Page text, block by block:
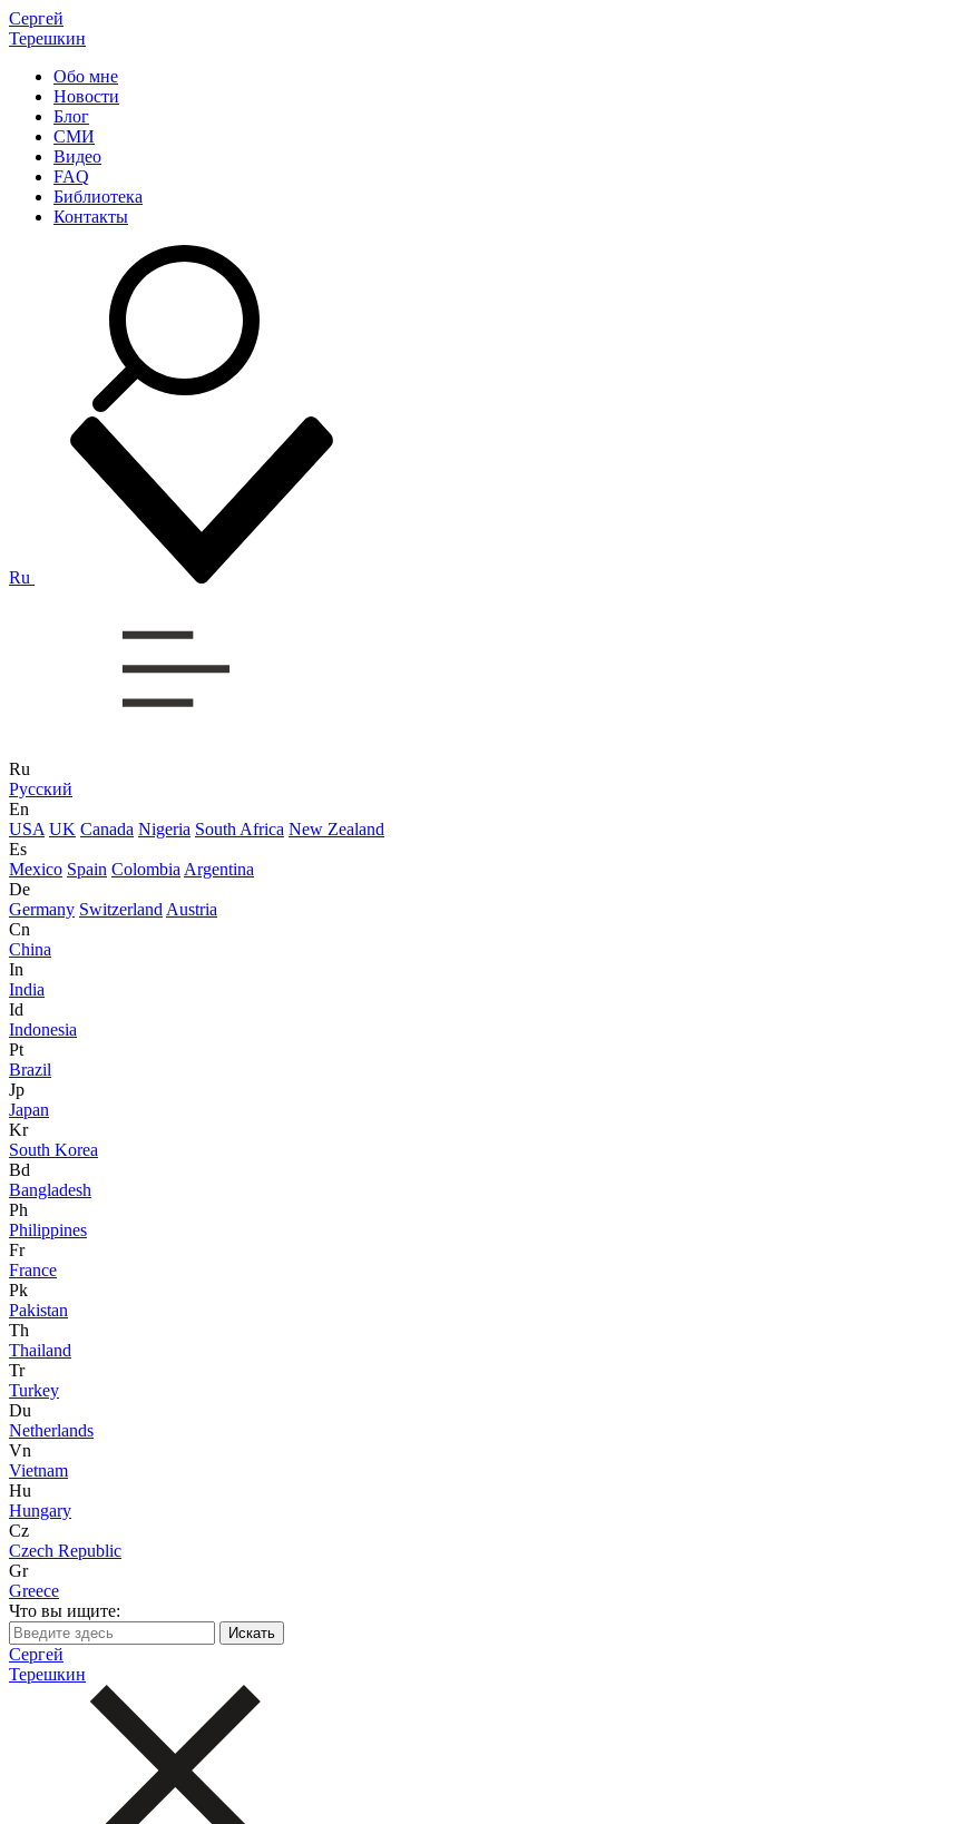
Сергей
Терешкин
Обо мне
Новости
Блог
СМИ
Видео
FAQ
Библиотека
Контакты
Ru
Ru
Русский
En
USA UK Canada Nigeria South Africa New Zealand
Es
Mexico Spain Colombia Argentina
De
Germany Switzerland Austria
Cn
China
In
India
Id
Indonesia
Pt
Brazil
Jp
Japan
Kr
South Korea
Bd
Bangladesh
Ph
Philippines
Fr
France
Pk
Pakistan
Th
Thailand
Tr
Turkey
Du
Netherlands
Vn
Vietnam
Hu
Hungary
Cz
Czech Republic
Gr
Greece
Что вы ищите:
Сергей
Терешкин